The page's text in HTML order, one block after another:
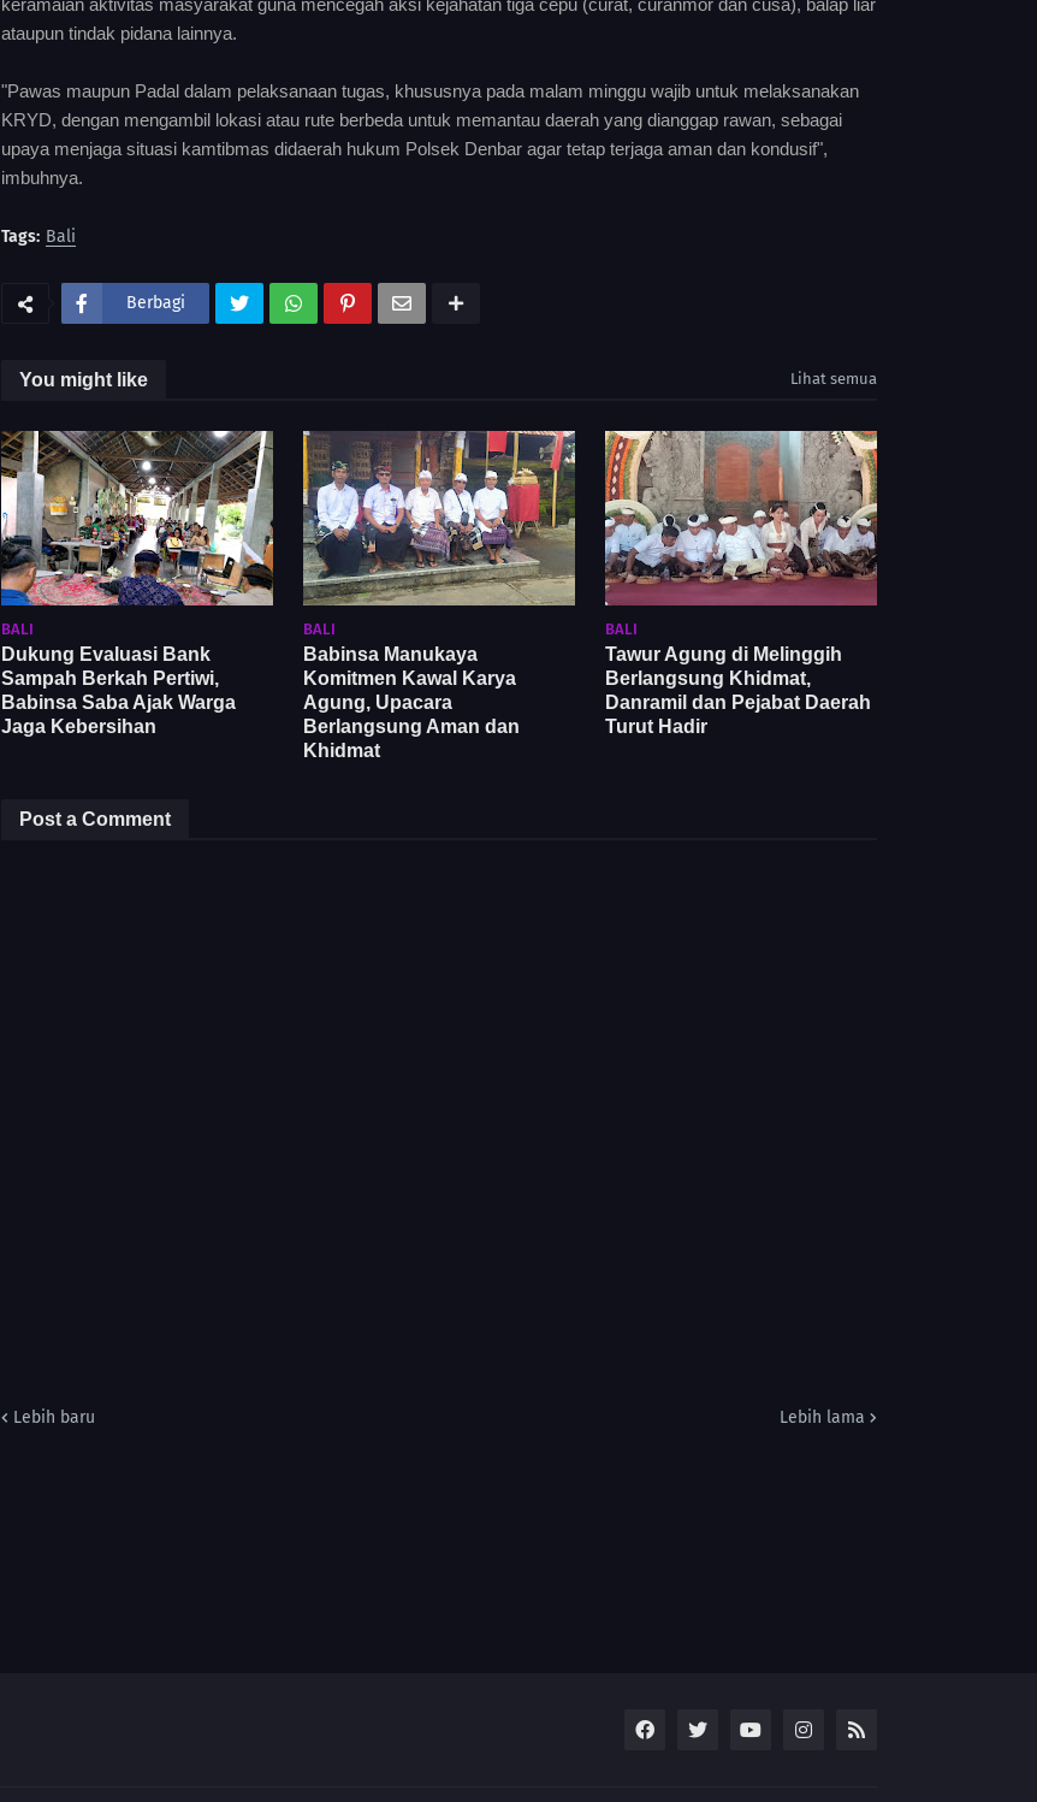
ataupun tindak pidana lainnya.
"Pawas maupun Padal dalam pelaksanaan tugas, khususnya pada malam minggu wajib untuk melaksanakan
KRYD, dengan mengambil lokasi atau rute berbeda untuk memantau daerah yang dianggap rawan, sebagai
upaya menjaga situasi kamtibmas didaerah hukum Polsek Denbar agar tetap terjaga aman dan kondusif",
imbuhnya.
Tags: Bali
Berbagi
You might like Lihat semua
BALI
Dukung Evaluasi Bank
Sampah Berkah Pertiwi,
Babinsa Saba Ajak Warga
Jaga Kebersihan
BALI
Babinsa Manukaya
Komitmen Kawal Karya
Agung, Upacara
Berlangsung Aman dan
Khidmat
BALI
Tawur Agung di Melinggih
Berlangsung Khidmat,
Danramil dan Pejabat Daerah
Turut Hadir
Post a Comment
Lebih baru Lebih lama